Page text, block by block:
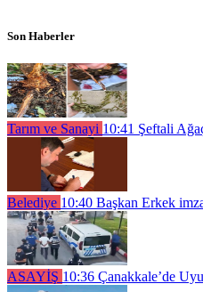
Son Haberler
Tarım ve Sanayi 10:41 Şeftali
Belediye 10:40 Başkan Erkek
ASAYİŞ 10:36 Çanakkale’de